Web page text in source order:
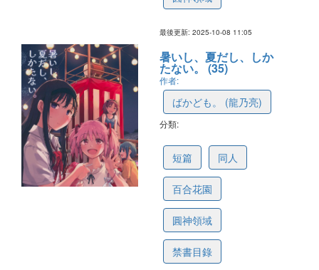
最後更新: 2025-10-08 11:05
暑いし、夏だし、しか
たない。 (35)
作者:
ばかども。 (龍乃亮)
分類:
短篇 同人
百合花園
圓神領域
禁書目錄